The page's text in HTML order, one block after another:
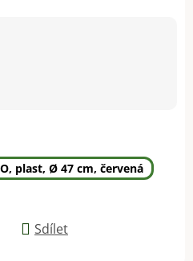
plast, Ø 47 cm, červená
Sdílet